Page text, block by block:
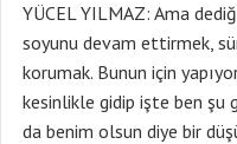
YÜCEL YILMAZ: Ama
soyunu devam ettirmek,
korumak. Bunun için
kesinlikle gidip işte ben şu
da benim olsun diye bir